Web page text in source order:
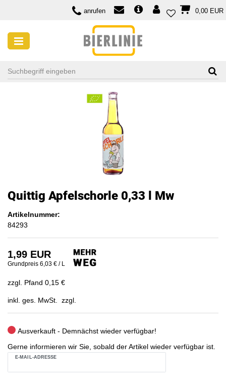
anrufen 0,00 EUR
Quittig Apfelschorle 0,33 l Mw
Artikelnummer:
84293
1,99 EUR
Grundpreis 6,03 € / L
zzgl. Pfand 0,15 €
inkl. ges. MwSt. zzgl.
Ausverkauft - Demnächst wieder verfügbar!
Gerne informieren wir Sie, sobald der Artikel wieder verfügbar ist.
E-MAIL-ADRESSE